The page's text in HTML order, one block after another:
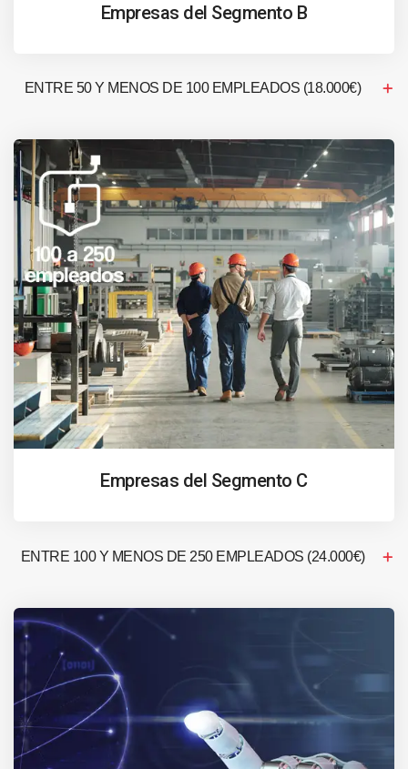
Empresas del Segmento B
ENTRE 50 Y MENOS DE 100 EMPLEADOS (18.000€)
Empresas del Segmento C
ENTRE 100 Y MENOS DE 250 EMPLEADOS (24.000€)